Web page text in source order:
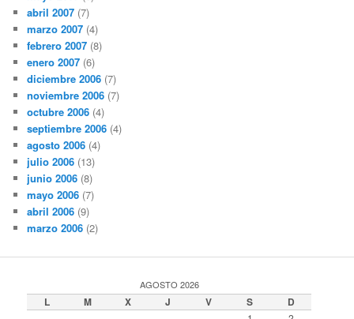
abril 2007 (7)
marzo 2007 (4)
febrero 2007 (8)
enero 2007 (6)
diciembre 2006 (7)
noviembre 2006 (7)
octubre 2006 (4)
septiembre 2006 (4)
agosto 2006 (4)
julio 2006 (13)
junio 2006 (8)
mayo 2006 (7)
abril 2006 (9)
marzo 2006 (2)
AGOSTO 2026
L M X J V S D